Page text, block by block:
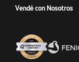
Vendé con Nosotros